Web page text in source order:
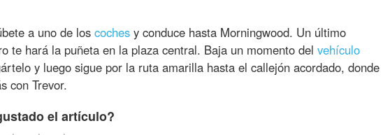
a uno de los coches y conduce hasta Morningwood. Un último
te hará la puñeta en la plaza central. Baja un momento del vehículo
y luego sigue por la ruta amarilla hasta el callejón acordado, donde
con Trevor.
el artículo?